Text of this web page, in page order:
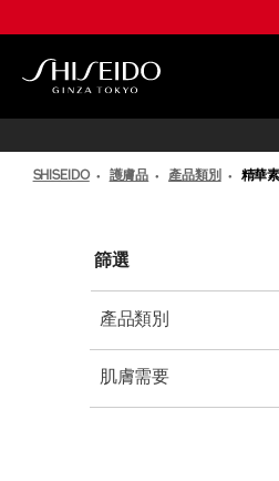
至
SHISEIDO 護膚品 產品類別 精華素
篩選
產品類別
肌膚需要